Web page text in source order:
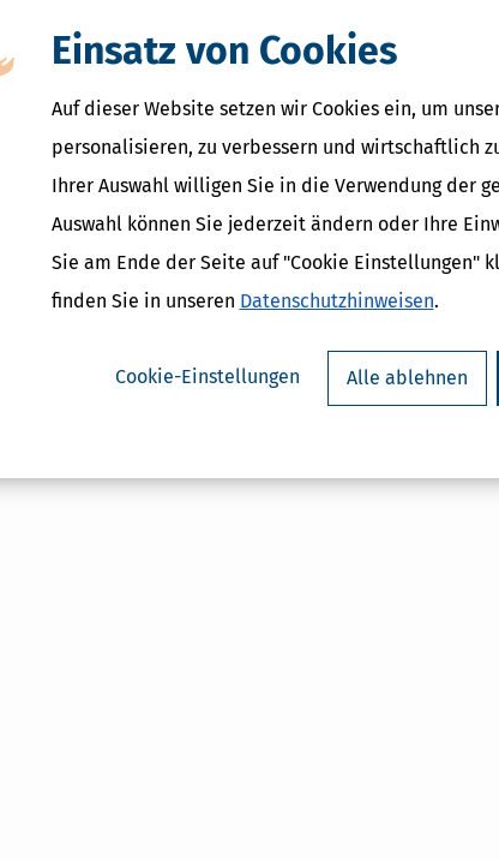
Einsatz von Cookies
Auf dieser Website setzen wir Cookies ein, um
personalisieren, zu verbessern und wirtschaftlich
Ihrer Auswahl willigen Sie in die Verwendung der
Auswahl können Sie jederzeit ändern oder Ihre
Sie am Ende der Seite auf "Cookie Einstellungen"
finden Sie in unseren Datenschutzhinweisen.
Cookie-Einstellungen Alle ablehnen